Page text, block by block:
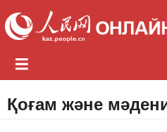
Қоғам және